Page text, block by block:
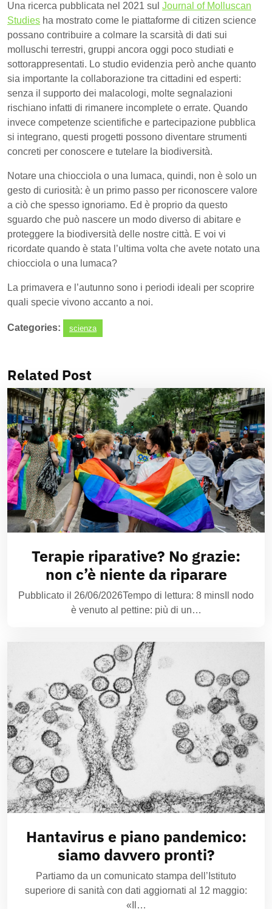
Una ricerca pubblicata nel 2021 sul Journal of Molluscan
Studies ha mostrato come le piattaforme di citizen science
possano contribuire a colmare la scarsità di dati sui
molluschi terrestri, gruppi ancora oggi poco studiati e
sottorappresentati. Lo studio evidenzia però anche quanto
sia importante la collaborazione tra cittadini ed esperti:
senza il supporto dei malacologi, molte segnalazioni
rischiano infatti di rimanere incomplete o errate. Quando
invece competenze scientifiche e partecipazione pubblica
si integrano, questi progetti possono diventare strumenti
concreti per conoscere e tutelare la biodiversità.
Notare una chiocciola o una lumaca, quindi, non è solo un
gesto di curiosità: è un primo passo per riconoscere valore
a ciò che spesso ignoriamo. Ed è proprio da questo
sguardo che può nascere un modo diverso di abitare e
proteggere la biodiversità delle nostre città. E voi vi
ricordate quando è stata l’ultima volta che avete notato una
chiocciola o una lumaca?
La primavera e l’autunno sono i periodi ideali per scoprire
quali specie vivono accanto a noi.
Categories: scienza
Related Post
Terapie riparative? No grazie:
non c’è niente da riparare
Pubblicato il 26/06/2026Tempo di lettura: 8 minsIl nodo
è venuto al pettine: più di un…
Hantavirus e piano pandemico:
siamo davvero pronti?
Partiamo da un comunicato stampa dell’Istituto
superiore di sanità con dati aggiornati al 12 maggio:
«Il…